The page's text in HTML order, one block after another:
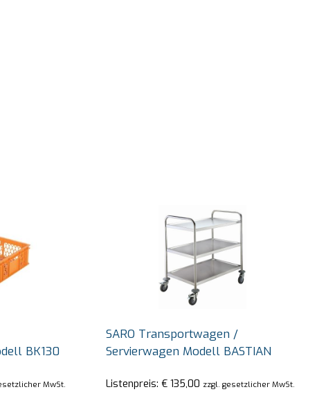
BK130
MwSt.
SARO Transportwagen /
Servierwagen Modell BASTIAN
Listenpreis: €135,00 zzgl. gesetzlicher MwSt.